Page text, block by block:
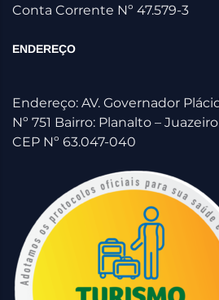
Conta Corrente Nº 47.579-3
ENDEREÇO
Endereço: AV. Governador
Nº 751 Bairro: Planalto –
CEP Nº 63.047-040